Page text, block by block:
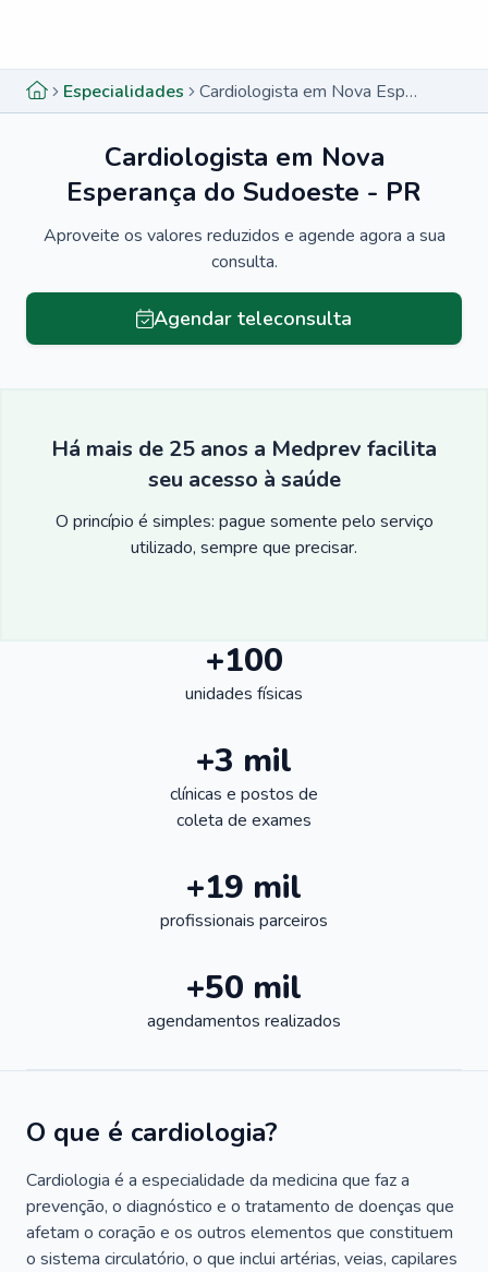
Especialidades Cardiologista em Nova Esperança do Sudoeste - PR
Cardiologista em Nova
Esperança do Sudoeste - PR
Aproveite os valores reduzidos e agende agora a sua
consulta.
Agendar teleconsulta
Há mais de 25 anos a Medprev facilita
seu acesso à saúde
O princípio é simples: pague somente pelo serviço
utilizado, sempre que precisar.
+100
unidades físicas
+3 mil
clínicas e postos de
coleta de exames
+19 mil
profissionais parceiros
+50 mil
agendamentos realizados
O que é cardiologia?
Cardiologia é a especialidade da medicina que faz a
prevenção, o diagnóstico e o tratamento de doenças que
afetam o coração e os outros elementos que constituem
o sistema circulatório, o que inclui artérias, veias, capilares